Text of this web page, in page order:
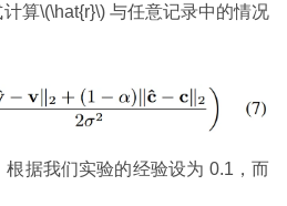
算\(\hat{r}\) 与任意记录中的情况
据我们实验的经验设为 0.1，而